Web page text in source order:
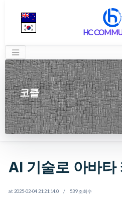
HC
코클
AI 기술로 아바타
at 2025-02-04 21:21:14.0 / 539 조회수